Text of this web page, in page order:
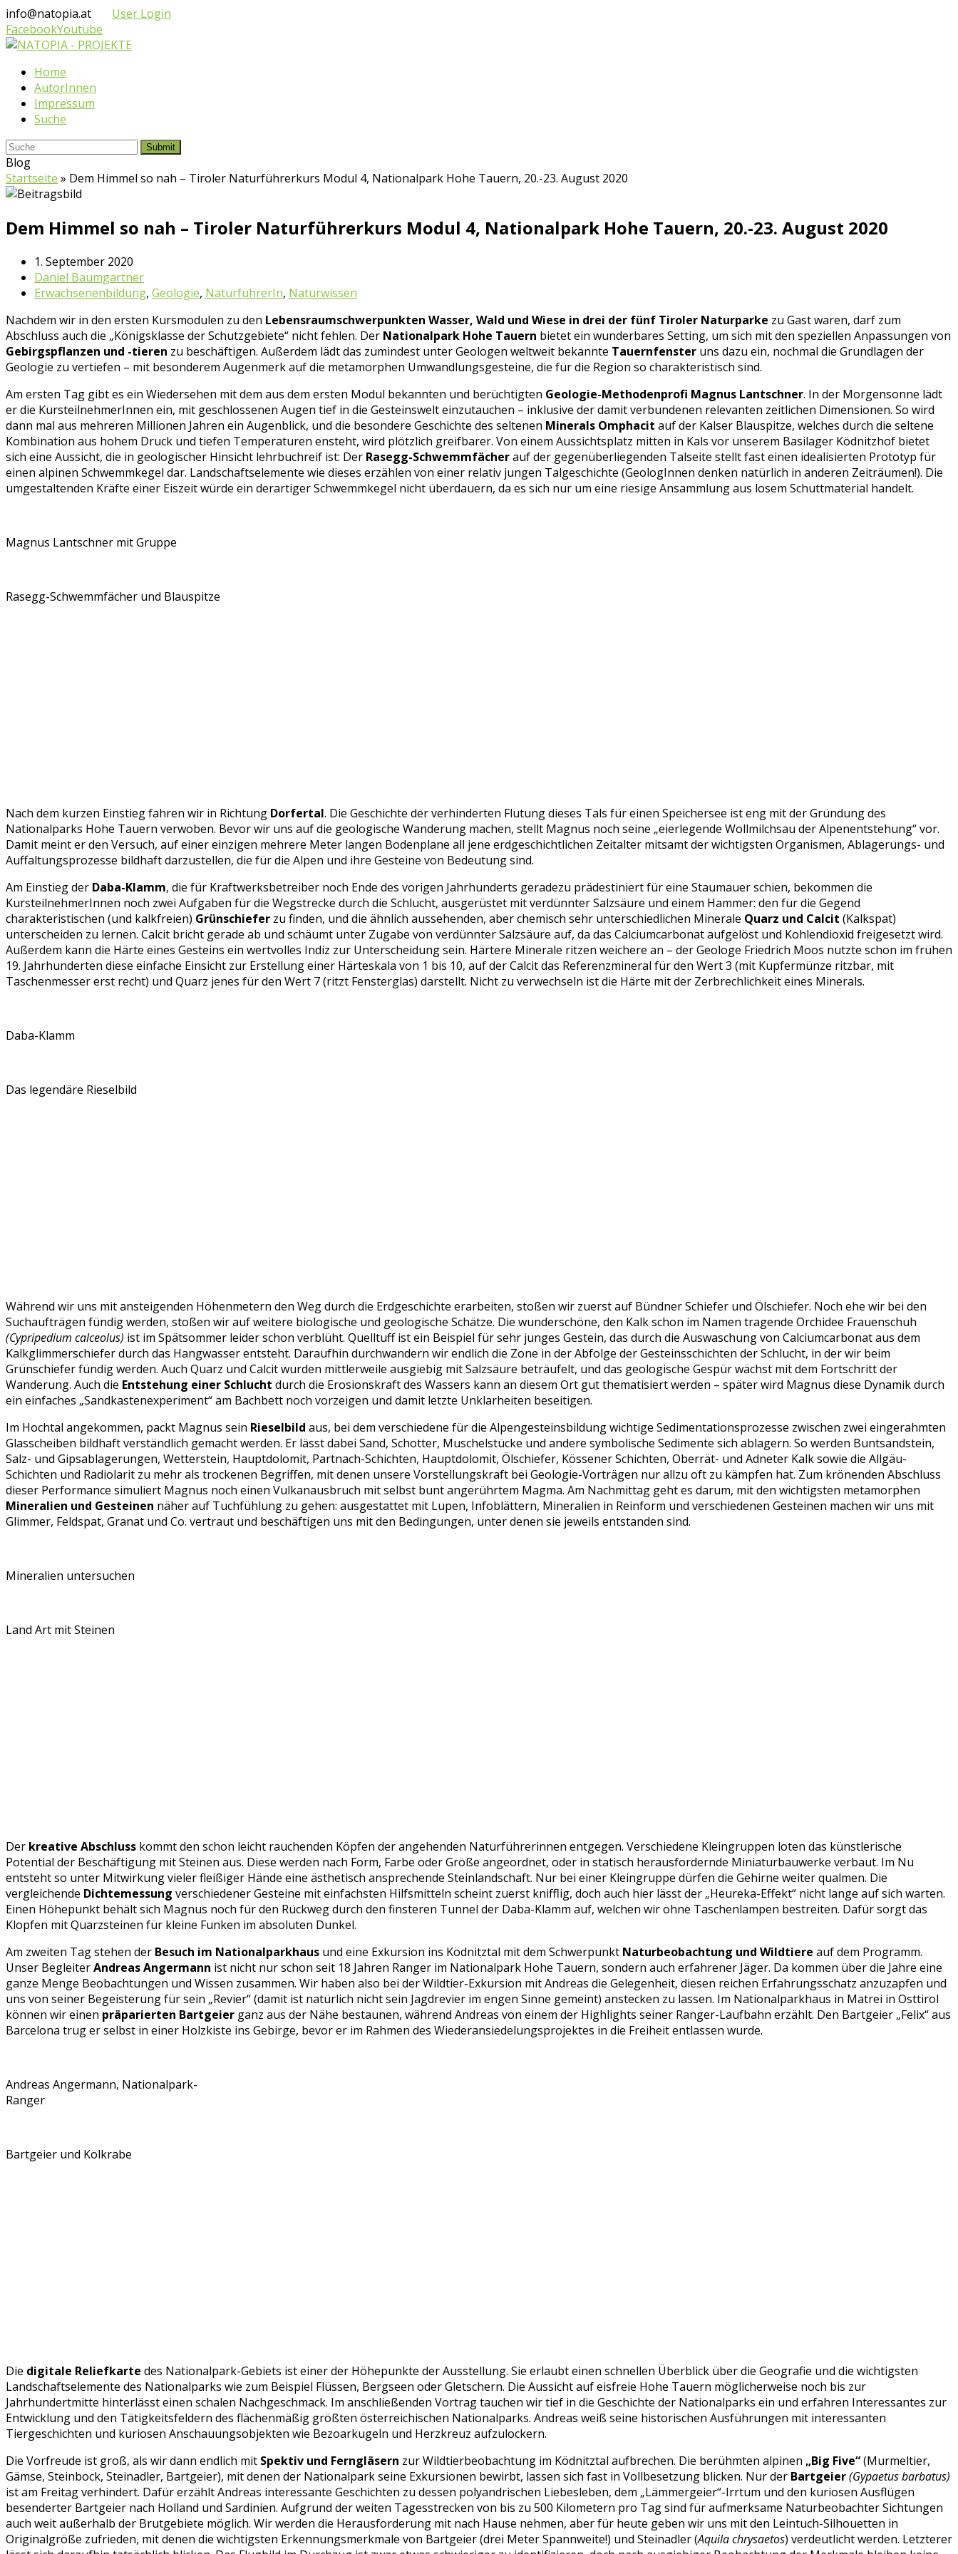
info@natopia.at
User Login
FacebookYoutube
Home
AutorInnen
Impressum
Suche
Submit
Blog
Startseite » Dem Himmel so nah – Tiroler Naturführerkurs Modul 4, Nationalpark Hohe Tauern, 20.-23. August 2020
Dem Himmel so nah – Tiroler Naturführerkurs Modul 4, Nationalpark Hohe Tauern, 20.-23. August 2020
1. September 2020
Daniel Baumgartner
Erwachsenenbildung, Geologie, NaturführerIn, Naturwissen
Nachdem wir in den ersten Kursmodulen zu den Lebensraumschwerpunkten Wasser, Wald und Wiese in drei der fünf Tiroler Naturparke zu Gast waren, darf zum
Abschluss auch die „Königsklasse der Schutzgebiete“ nicht fehlen. Der Nationalpark Hohe Tauern bietet ein wunderbares Setting, um sich mit den speziellen Anpassungen von
Gebirgspflanzen und -tieren zu beschäftigen. Außerdem lädt das zumindest unter Geologen weltweit bekannte Tauernfenster uns dazu ein, nochmal die Grundlagen der
Geologie zu vertiefen – mit besonderem Augenmerk auf die metamorphen Umwandlungsgesteine, die für die Region so charakteristisch sind.
Am ersten Tag gibt es ein Wiedersehen mit dem aus dem ersten Modul bekannten und berüchtigten Geologie-Methodenprofi Magnus Lantschner. In der Morgensonne lädt
er die KursteilnehmerInnen ein, mit geschlossenen Augen tief in die Gesteinswelt einzutauchen – inklusive der damit verbundenen relevanten zeitlichen Dimensionen. So wird
dann mal aus mehreren Millionen Jahren ein Augenblick, und die besondere Geschichte des seltenen Minerals Omphacit auf der Kalser Blauspitze, welches durch die seltene
Kombination aus hohem Druck und tiefen Temperaturen ensteht, wird plötzlich greifbarer. Von einem Aussichtsplatz mitten in Kals vor unserem Basilager Ködnitzhof bietet
sich eine Aussicht, die in geologischer Hinsicht lehrbuchreif ist: Der Rasegg-Schwemmfächerauf der gegenüberliegenden Talseite stellt fast einen idealisierten Prototyp für
einen alpinen Schwemmkegel dar. Landschaftselemente wie dieses erzählen von einer relativ jungen Talgeschichte (GeologInnen denken natürlich in anderen Zeiträumen!). Die
umgestaltenden Kräfte einer Eiszeit würde ein derartiger Schwemmkegel nicht überdauern, da es sich nur um eine riesige Ansammlung aus losem Schuttmaterial handelt.
Magnus Lantschner mit Gruppe
Rasegg-Schwemmfächer und Blauspitze
Nach dem kurzen Einstieg fahren wir in Richtung Dorfertal. Die Geschichte der verhinderten Flutung dieses Tals für einen Speichersee ist eng mit der Gründung des
Nationalparks Hohe Tauern verwoben. Bevor wir uns auf die geologische Wanderung machen, stellt Magnus noch seine „eierlegende Wollmilchsau der Alpenentstehung“ vor.
Damit meint er den Versuch, auf einer einzigen mehrere Meter langen Bodenplane all jene erdgeschichtlichen Zeitalter mitsamt der wichtigsten Organismen, Ablagerungs- und
Auffaltungsprozesse bildhaft darzustellen, die für die Alpen und ihre Gesteine von Bedeutung sind.
Am Einstieg der Daba-Klamm, die für Kraftwerksbetreiber noch Ende des vorigen Jahrhunderts geradezu prädestiniert für eine Staumauer schien, bekommen die
KursteilnehmerInnen noch zwei Aufgaben für die Wegstrecke durch die Schlucht, ausgerüstet mit verdünnter Salzsäure und einem Hammer: den für die Gegend
charakteristischen (und kalkfreien) Grünschiefer zu finden, und die ähnlich aussehenden, aber chemisch sehr unterschiedlichen Minerale Quarz und Calcit (Kalkspat)
unterscheiden zu lernen. Calcit bricht gerade ab und schäumt unter Zugabe von verdünnter Salzsäure auf, da das Calciumcarbonat aufgelöst und Kohlendioxid freigesetzt wird.
Außerdem kann die Härte eines Gesteins ein wertvolles Indiz zur Unterscheidung sein. Härtere Minerale ritzen weichere an – der Geologe Friedrich Moos nutzte schon im frühen
19. Jahrhunderten diese einfache Einsicht zur Erstellung einer Härteskala von 1 bis 10, auf der Calcit das Referenzmineral für den Wert 3 (mit Kupfermünze ritzbar, mit
Taschenmesser erst recht) und Quarz jenes für den Wert 7 (ritzt Fensterglas) darstellt. Nicht zu verwechseln ist die Härte mit der Zerbrechlichkeit eines Minerals.
Daba-Klamm
Das legendäre Rieselbild
Während wir uns mit ansteigenden Höhenmetern den Weg durch die Erdgeschichte erarbeiten, stoßen wir zuerst auf Bündner Schiefer und Ölschiefer. Noch ehe wir bei den
Suchaufträgen fündig werden, stoßen wir auf weitere biologische und geologische Schätze. Die wunderschöne, den Kalk schon im Namen tragende Orchidee Frauenschuh
(Cypripedium calceolus) ist im Spätsommer leider schon verblüht. Quelltuff ist ein Beispiel für sehr junges Gestein, das durch die Auswaschung von Calciumcarbonat aus dem
Kalkglimmerschiefer durch das Hangwasser entsteht. Daraufhin durchwandern wir endlich die Zone in der Abfolge der Gesteinsschichten der Schlucht, in der wir beim
Grünschiefer fündig werden. Auch Quarz und Calcit wurden mittlerweile ausgiebig mit Salzsäure beträufelt, und das geologische Gespür wächst mit dem Fortschritt der
Wanderung. Auch die Entstehung einer Schlucht durch die Erosionskraft des Wassers kann an diesem Ort gut thematisiert werden – später wird Magnus diese Dynamik durch
ein einfaches „Sandkastenexperiment“ am Bachbett noch vorzeigen und damit letzte Unklarheiten beseitigen.
Im Hochtal angekommen, packt Magnus sein Rieselbild aus, bei dem verschiedene für die Alpengesteinsbildung wichtige Sedimentationsprozesse zwischen zwei eingerahmten
Glasscheiben bildhaft verständlich gemacht werden. Er lässt dabei Sand, Schotter, Muschelstücke und andere symbolische Sedimente sich ablagern. So werden Buntsandstein,
Salz- und Gipsablagerungen, Wetterstein, Hauptdolomit, Partnach-Schichten, Hauptdolomit, Ölschiefer, Kössener Schichten, Oberrät- und Adneter Kalk sowie die Allgäu-
Schichten und Radiolarit zu mehr als trockenen Begriffen, mit denen unsere Vorstellungskraft bei Geologie-Vorträgen nur allzu oft zu kämpfen hat. Zum krönenden Abschluss
dieser Performance simuliert Magnus noch einen Vulkanausbruch mit selbst bunt angerührtem Magma. Am Nachmittag geht es darum, mit den wichtigsten metamorphen
Mineralien und Gesteinen näher auf Tuchfühlung zu gehen: ausgestattet mit Lupen, Infoblättern, Mineralien in Reinform und verschiedenen Gesteinen machen wir uns mit
Glimmer, Feldspat, Granat und Co. vertraut und beschäftigen uns mit den Bedingungen, unter denen sie jeweils entstanden sind.
Mineralien untersuchen
Land Art mit Steinen
Der kreative Abschluss kommt den schon leicht rauchenden Köpfen der angehenden Naturführerinnen entgegen. Verschiedene Kleingruppen loten das künstlerische
Potential der Beschäftigung mit Steinen aus. Diese werden nach Form, Farbe oder Größe angeordnet, oder in statisch herausfordernde Miniaturbauwerke verbaut. Im Nu
entsteht so unter Mitwirkung vieler fleißiger Hände eine ästhetisch ansprechende Steinlandschaft. Nur bei einer Kleingruppe dürfen die Gehirne weiter qualmen. Die
vergleichende Dichtemessung verschiedener Gesteine mit einfachsten Hilfsmitteln scheint zuerst knifflig, doch auch hier lässt der „Heureka-Effekt“ nicht lange auf sich warten.
Einen Höhepunkt behält sich Magnus noch für den Rückweg durch den finsteren Tunnel der Daba-Klamm auf, welchen wir ohne Taschenlampen bestreiten. Dafür sorgt das
Klopfen mit Quarzsteinen für kleine Funken im absoluten Dunkel.
Am zweiten Tag stehen der Besuch im Nationalparkhaus und eine Exkursion ins Ködnitztal mit dem Schwerpunkt Naturbeobachtung und Wildtiere auf dem Programm.
Unser BegleiterAndreas Angermann ist nicht nur schon seit 18 Jahren Ranger im Nationalpark Hohe Tauern, sondern auch erfahrener Jäger. Da kommen über die Jahre eine
ganze Menge Beobachtungen und Wissen zusammen. Wir haben also bei der Wildtier-Exkursion mit Andreas die Gelegenheit, diesen reichen Erfahrungsschatz anzuzapfen und
uns von seiner Begeisterung für sein „Revier“ (damit ist natürlich nicht sein Jagdrevier im engen Sinne gemeint) anstecken zu lassen. Im Nationalparkhaus in Matrei in Osttirol
können wir einen präparierten Bartgeier ganz aus der Nähe bestaunen, während Andreas von einem der Highlights seiner Ranger-Laufbahn erzählt. Den Bartgeier „Felix“ aus
Barcelona trug er selbst in einer Holzkiste ins Gebirge, bevor er im Rahmen des Wiederansiedelungsprojektes in die Freiheit entlassen wurde.
Andreas Angermann, Nationalpark-
Ranger
Bartgeier und Kolkrabe
Die digitale Reliefkarte des Nationalpark-Gebiets ist einer der Höhepunkte der Ausstellung. Sie erlaubt einen schnellen Überblick über die Geografie und die wichtigsten
Landschaftselemente des Nationalparks wie zum Beispiel Flüssen, Bergseen oder Gletschern. Die Aussicht auf eisfreie Hohe Tauern möglicherweise noch bis zur
Jahrhundertmitte hinterlässt einen schalen Nachgeschmack. Im anschließenden Vortrag tauchen wir tief in die Geschichte der Nationalparks ein und erfahren Interessantes zur
Entwicklung und den Tätigkeitsfeldern des flächenmäßig größten österreichischen Nationalparks. Andreas weiß seine historischen Ausführungen mit interessanten
Tiergeschichten und kuriosen Anschauungsobjekten wie Bezoarkugeln und Herzkreuz aufzulockern.
Die Vorfreude ist groß, als wir dann endlich mit Spektiv und Ferngläsern zur Wildtierbeobachtung im Ködnitztal aufbrechen. Die berühmten alpinen „Big Five“(Murmeltier,
Gämse, Steinbock, Steinadler, Bartgeier), mit denen der Nationalpark seine Exkursionen bewirbt, lassen sich fast in Vollbesetzung blicken. Nur der Bartgeier(Gypaetus barbatus)
ist am Freitag verhindert. Dafür erzählt Andreas interessante Geschichten zu dessen polyandrischen Liebesleben, dem „Lämmergeier“-Irrtum und den kuriosen Ausflügen
besenderter Bartgeier nach Holland und Sardinien. Aufgrund der weiten Tagesstrecken von bis zu 500 Kilometern pro Tag sind für aufmerksame Naturbeobachter Sichtungen
auch weit außerhalb der Brutgebiete möglich. Wir werden die Herausforderung mit nach Hause nehmen, aber für heute geben wir uns mit den Leintuch-Silhouetten in
Originalgröße zufrieden, mit denen die wichtigsten Erkennungsmerkmale von Bartgeier (drei Meter Spannweite!) und Steinadler (Aquila chrysaetos) verdeutlicht werden. Letzterer